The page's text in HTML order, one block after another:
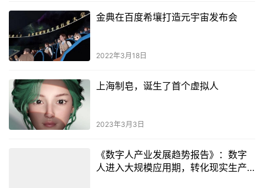
金典在百度希壤打造元宇宙发布会
2022年3月18日
上海制皂，诞生了首个虚拟人
2023年3月3日
《数字人产业发展趋势报告》：数字
人进入大规模应用期，转化现实生产